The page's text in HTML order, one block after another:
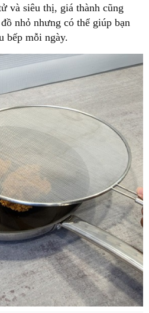
và siêu thị, giá thành cũng
nhỏ nhưng có thể giúp bạn
bếp mỗi ngày.